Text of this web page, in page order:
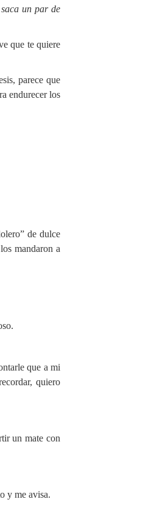
un par de
que te quiere
parece que
endurecer los
de dulce
mandaron a
que a mi
quiero
un mate con
y me avisa.